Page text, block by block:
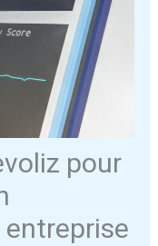
pour